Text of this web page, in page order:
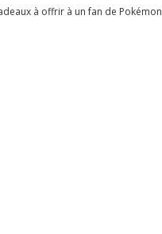
à offrir à un fan de Pokémon